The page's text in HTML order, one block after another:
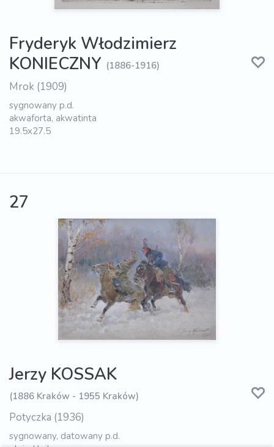
Fryderyk Włodzimierz
KONIECZNY (1886-1916)
Mrok (1909)
sygnowany p.d.
akwaforta, akwatinta
19.5x27.5
27
Jerzy KOSSAK
(1886 Kraków - 1955 Kraków)
Potyczka (1936)
sygnowany, datowany p.d.